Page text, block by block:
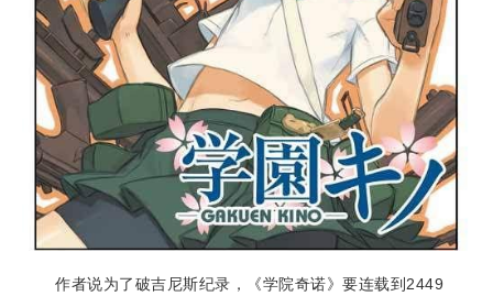
作者说为了破吉尼斯纪录，《学院奇诺》要连载到2449